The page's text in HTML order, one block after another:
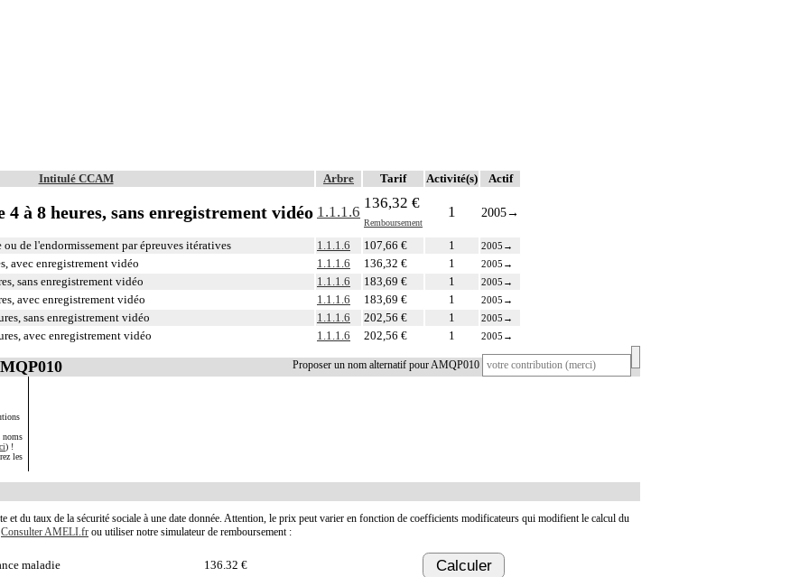
Intitulé CCAM Arbre Tarif Activité(s) Actif
4 à 8 heures, sans enregistrement vidéo 1.1.1.6
136,32 €
Remboursement
1 2005→
de l'endormissement par épreuves itératives 1.1.1.6 107,66 € 1 2005 →
avec enregistrement vidéo 1.1.1.6 136,32 € 1 2005 →
sans enregistrement vidéo 1.1.1.6 183,69 € 1 2005 →
avec enregistrement vidéo 1.1.1.6 183,69 € 1 2005 →
sans enregistrement vidéo 1.1.1.6 202,56 € 1 2005 →
avec enregistrement vidéo 1.1.1.6 202,56 € 1 2005 →
Proposer un nom alternatif pour AMQP010
noms
) !
les
et du taux de la sécurité sociale à une date donnée. Attention, le prix peut varier en fonction de coefficients modificateurs qui modifient le calcul du
Consulter AMELI.fr ou utiliser notre simulateur de remboursement :
maladie 136.32 € Calculer